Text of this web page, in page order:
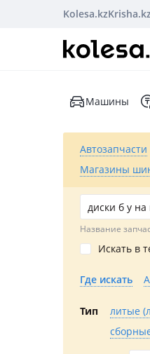
Kolesa.kz
Машины
Автозапчасти
Магазины
Название
Искать в
Где искать
Тип литые